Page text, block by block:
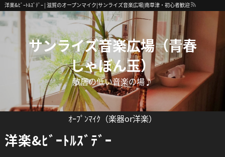
洋楽&ﾋﾞｰﾄﾙｽﾞﾃﾞｰ | 滋賀のオープンマイク|サンライズ音楽広場|南草津・初心者歓迎
サンライズ音楽広場（青春
しゃぼん玉）
敷居の低い音楽の場♪
ｵｰﾌﾟﾝﾏｲｸ（楽器or洋楽）
洋楽&ﾋﾞｰﾄﾙｽﾞﾃﾞｰ